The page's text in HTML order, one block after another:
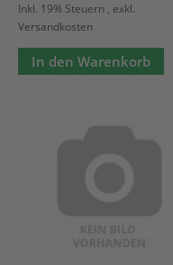
Inkl. 19% Steuern , exkl.
Versandkosten
In den Warenkorb